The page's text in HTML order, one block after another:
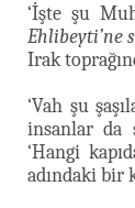
‘İşte şu
Ehlibeyti’ne
Irak
‘Vah şu
insanlar da
‘Hangi
adındaki bir